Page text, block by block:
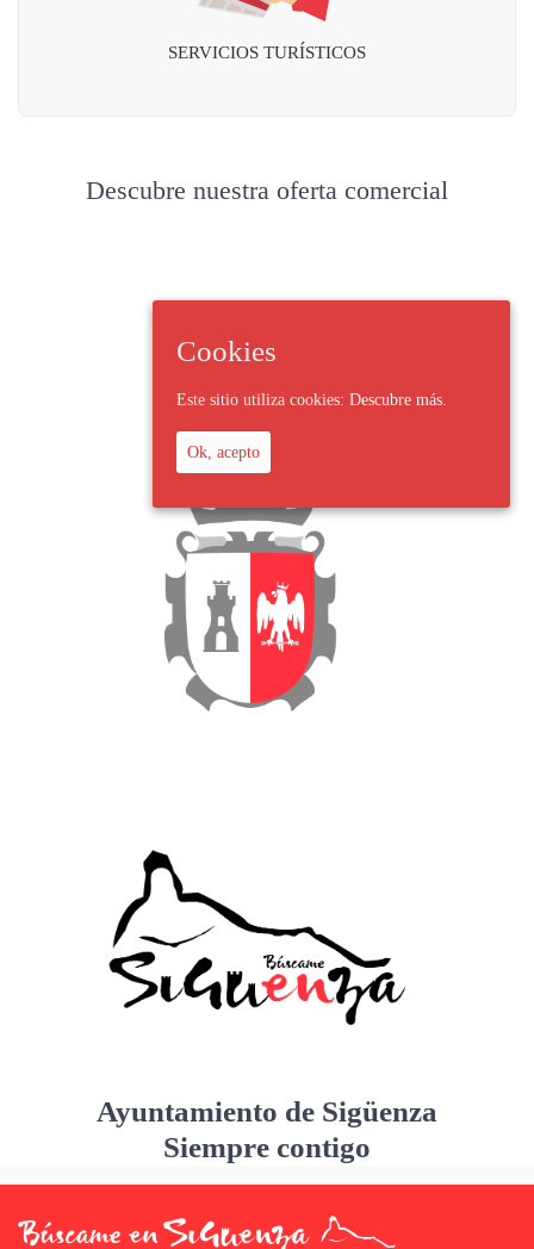
SERVICIOS TURÍSTICOS
Descubre nuestra oferta comercial
Ayuntamiento de Sigüenza
Siempre contigo
Cookies
Este sitio utiliza cookies: Descubre más.
Ok, acepto